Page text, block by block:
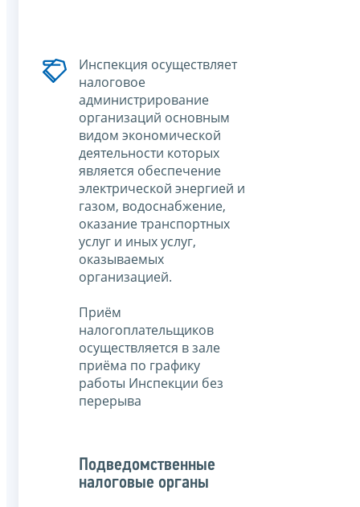
Инспекция осуществляет
налоговое
администрирование
организаций основным
видом экономической
деятельности которых
является обеспечение
электрической энергией и
газом, водоснабжение,
оказание транспортных
услуг и иных услуг,
оказываемых
организацией.
Приём
налогоплательщиков
осуществляется в зале
приёма по графику
работы Инспекции без
перерыва
Подведомственные
налоговые органы